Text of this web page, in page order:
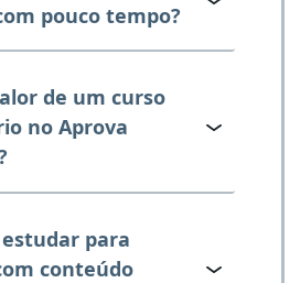
pouco tempo?
de um curso
no Aprova
para
conteúdo